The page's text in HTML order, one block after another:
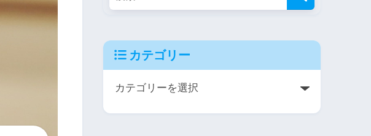
カテゴリー